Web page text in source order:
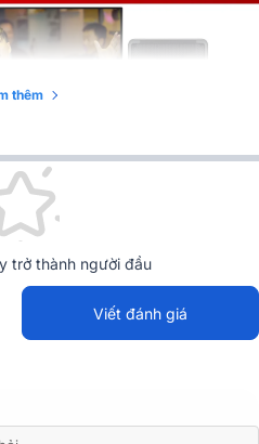
thêm
trở thành người đầu
Viết đánh giá